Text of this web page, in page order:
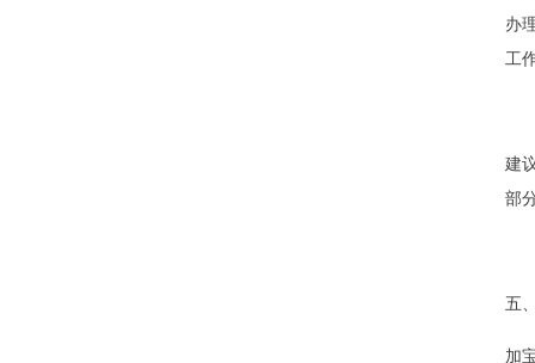
办
工
建
部
五
加